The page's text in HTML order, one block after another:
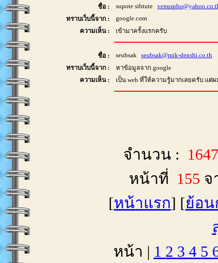
ชื่อ : supote sibtute
ทราบเว็บนี้จาก :
google.com
ความเห็น :
เข้ามาครั้งแรกครับ
ชื่อ : seubsak seubsak@mik-denshi.co.th
ทราบเว็บนี้จาก :
หาข้อมูลจาก google
ความเห็น :
เป็น web ที่ให้ความรู้มากเลยครับ แ
จำนวน :
หน้าที่ 155 จ
[หน้าแรก] [ย้อ
หน้า | 1 2 3 4 5